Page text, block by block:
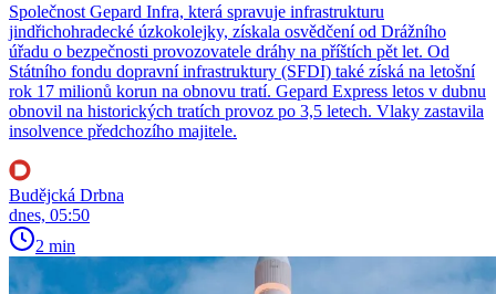
Společnost Gepard Infra, která spravuje infrastrukturu
jindřichohradecké úzkokolejky, získala osvědčení od Drážního
úřadu o bezpečnosti provozovatele dráhy na příštích pět let. Od
Státního fondu dopravní infrastruktury (SFDI) také získá na letošní
rok 17 milionů korun na obnovu tratí. Gepard Express letos v dubnu
obnovil na historických tratích provoz po 3,5 letech. Vlaky zastavila
insolvence předchozího majitele.
Budějcká Drbna
dnes, 05:50
2 min